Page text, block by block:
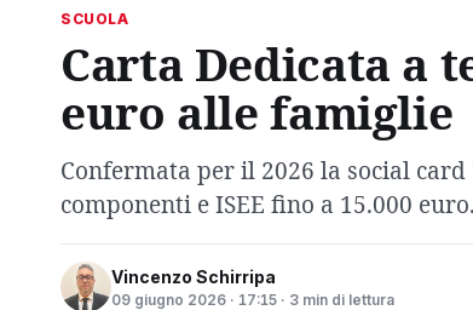
SCUOLA
Carta Dedicata a
euro alle famiglie
Confermata per il 2026 la social
componenti e ISEE fino a 15.000
Vincenzo Schirripa
09 giugno 2026 · 17:15 · 3 min di lettura